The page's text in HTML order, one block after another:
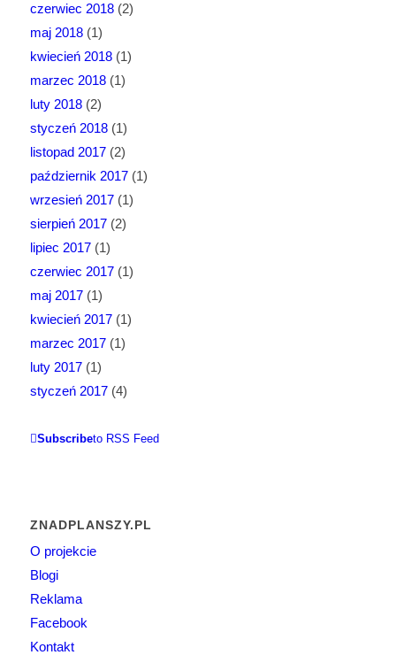
czerwiec 2018(2)
maj 2018(1)
kwiecień 2018(1)
marzec 2018(1)
luty 2018(2)
styczeń 2018(1)
listopad 2017(2)
październik 2017(1)
wrzesień 2017(1)
sierpień 2017(2)
lipiec 2017(1)
czerwiec 2017(1)
maj 2017(1)
kwiecień 2017(1)
marzec 2017(1)
luty 2017(1)
styczeń 2017(4)
Subscribeto RSS Feed
ZNADPLANSZY.PL
O projekcie
Blogi
Reklama
Facebook
Kontakt